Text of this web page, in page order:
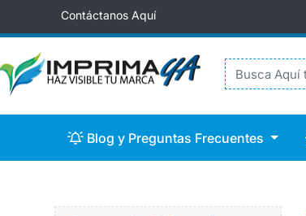
Contáctanos Aquí
Blog y Preguntas Frecuentes
Blog y Preguntas Frecuentes